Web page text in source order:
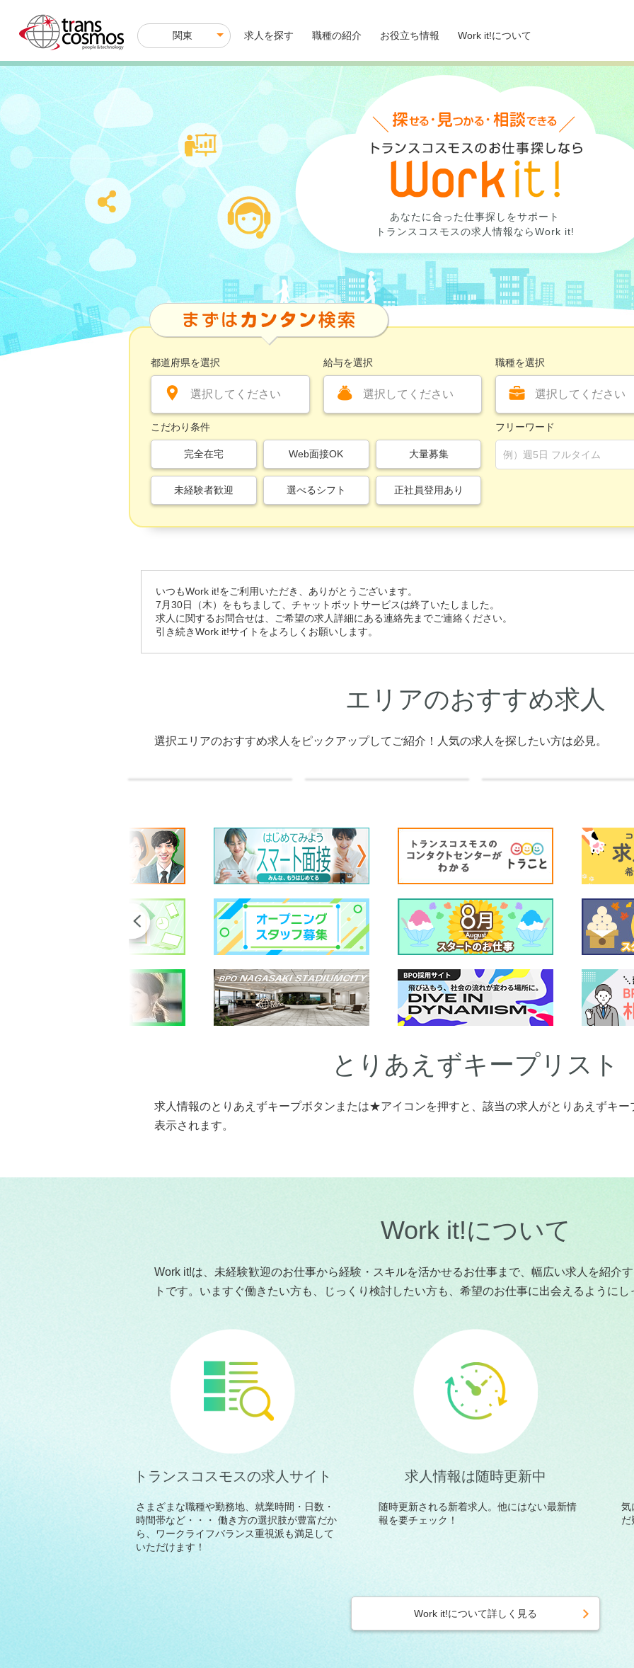
関東
M
i
a
v
a
i
求人を探す 職種の紹介 お役立ち情報 Work it!について
あなたに合った仕事探しをサポート
トランスコスモスの求人情報ならWork it!
都道府県を選択
選択してください
給与を選択
選択してください
職種を選択
選択してください
こだわり条件
完全在宅 Web面接OK 大量募集
未経験者歓迎 選べるシフト 正社員登用あり
フリーワード
いつもWork it!をご利用いただき、ありがとうございます。
7月30日（木）をもちまして、チャットボットサービスは終了いたしました。
求人に関するお問合せは、ご希望の求人詳細にある連絡先までご連絡ください。
引き続きWork it!サイトをよろしくお願いします。
エリアのおすすめ求人
選択エリアのおすすめ求人をピックアップしてご紹介！人気の求人を探したい方は必見。
Previous
とりあえずキープリスト
求人情報のとりあえずキープボタンまたは★アイコンを押すと、該当の求人がとりあえずキ
表示されます。
Work it!について
Work it!は、未経験歓迎のお仕事から経験・スキルを活かせるお仕事まで、幅広い求人を紹介
トです。いますぐ働きたい方も、じっくり検討したい方も、希望のお仕事に出会えるように
トランスコスモスの求人サイト
さまざまな職種や勤務地、就業時間・日数・
時間帯など・・・ 働き方の選択肢が豊富だか
ら、ワークライフバランス重視派も満足して
いただけます！
求人情報は随時更新中
随時更新される新着求人。他にはない最新情
報を要チェック！
気
だ
Work it!について詳しく見る